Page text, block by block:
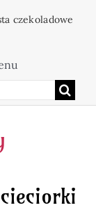
czekoladowe